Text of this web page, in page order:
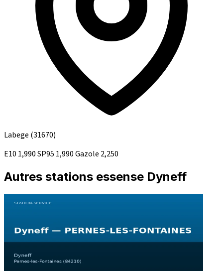
Labege (31670)
E10 1,990SP95 1,990Gazole 2,250
Autres stations essense Dyneff